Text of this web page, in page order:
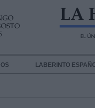
LABERINTO